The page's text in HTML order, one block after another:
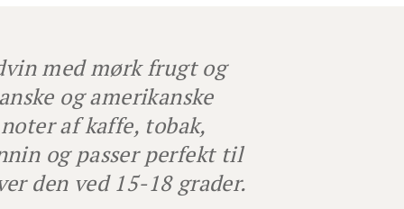
med mørk frugt og
og amerikanske
af kaffe, tobak,
og passer perfekt til
den ved 15-18 grader.